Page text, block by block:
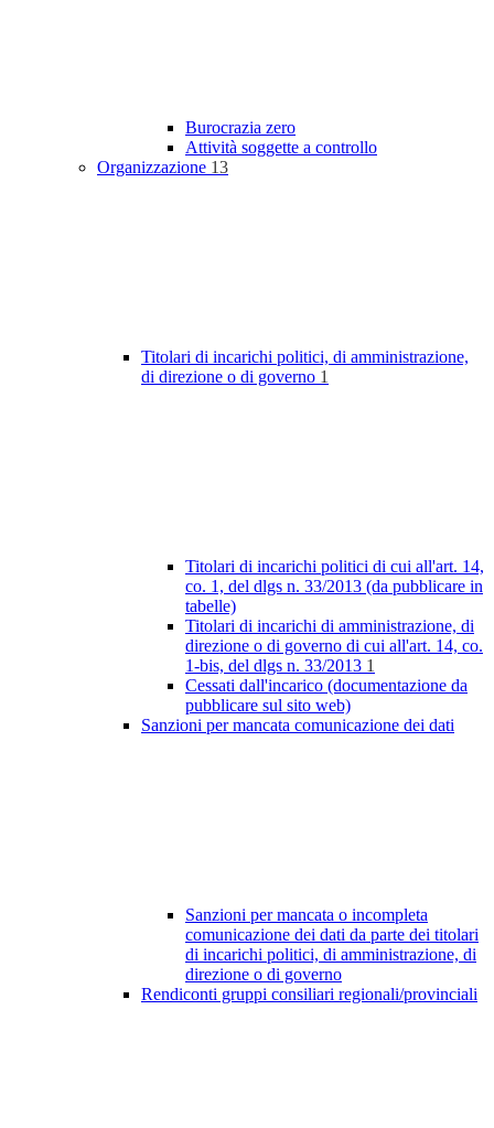
Burocrazia zero
Attività soggette a controllo
Organizzazione 13
Titolari di incarichi politici, di amministrazione,
di direzione o di governo 1
Titolari di incarichi politici di cui all'art. 14,
co. 1, del dlgs n. 33/2013 (da pubblicare in
tabelle)
Titolari di incarichi di amministrazione, di
direzione o di governo di cui all'art. 14, co.
1-bis, del dlgs n. 33/2013 1
Cessati dall'incarico (documentazione da
pubblicare sul sito web)
Sanzioni per mancata comunicazione dei dati
Sanzioni per mancata o incompleta
comunicazione dei dati da parte dei titolari
di incarichi politici, di amministrazione, di
direzione o di governo
Rendiconti gruppi consiliari regionali/provinciali